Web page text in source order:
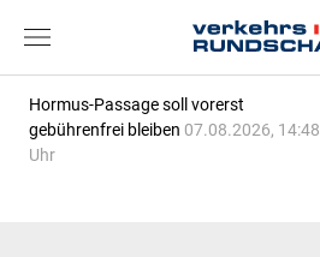
Hormus-Passage soll vorerst
gebührenfrei bleiben 07.08.2026, 14:48
Uhr